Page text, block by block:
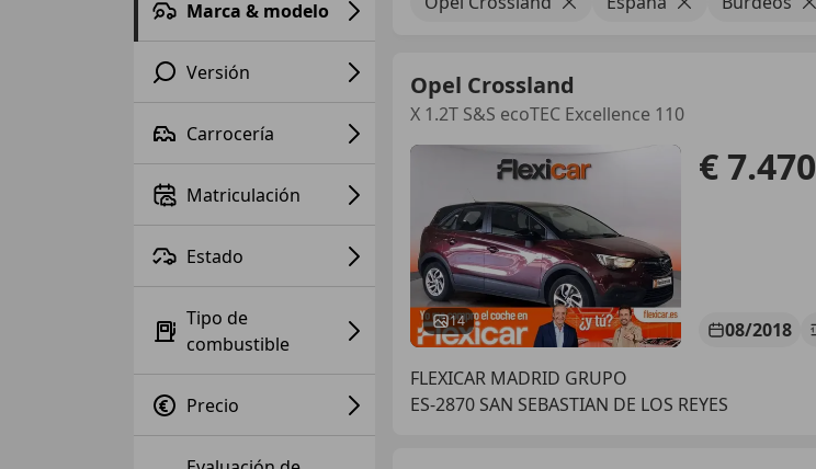
Marca & modelo
Versión
Carrocería
Matriculación
Estado
Tipo de
combustible
Precio
Opel Crossland
X 1.2T S&S ecoTEC Excellence 110
14
€ 7.470
08/2018
FLEXICAR MADRID GRUPO
ES-2870 SAN SEBASTIAN DE LOS REYES